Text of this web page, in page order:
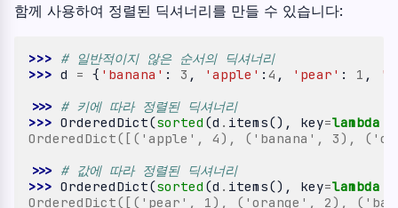
함께 사용하여 정렬된 딕셔너리를 만들 수 있습니다:
>>> # 일반적이지 않은 순서의 딕셔너리
>>> d = { 'banana' : 3 , 'apple' : 4 , 'pear' : 1 ,
>>> # 키에 따라 정렬된 딕셔너리
>>> OrderedDict(sorted (d . items(), key=lambda
OrderedDict([('apple', 4), ('banana', 3),
>>> # 값에 따라 정렬된 딕셔너리
>>> OrderedDict(sorted (d . items(), key=lambda
OrderedDict([('pear', 1), ('orange', 2),